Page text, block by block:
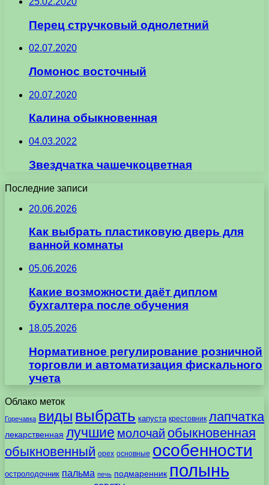
Перец стручковый однолетний
02.07.2020
Ломонос восточный
20.07.2020
Калина обыкновенная
04.03.2022
Звездчатка чашечкоцветная
Последние записи
20.06.2026
Как выбрать пластиковую дверь для
ванной комнаты
05.06.2026
Какие возможности даёт диплом
бухгалтера после обучения
18.05.2026
Нормативное регулирование розничной
торговли и автоматизация фискального
учета
Облако меток
Горечавка виды выбрать капуста крестовник лапчатка
лекарственная лучшие молочай обыкновенная
обыкновенный орех основные особенности
остролодочник пальма печь подмаренник полынь